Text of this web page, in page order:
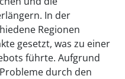
In der
Regionen
gesetzt, was zu einer
führte. Aufgrund
durch den